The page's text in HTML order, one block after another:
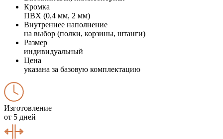
Кромка
ПВХ (0,4 мм, 2 мм)
Внутреннее наполнение
на выбор (полки, корзины, штанги)
Размер
индивидуальный
Цена
указана за базовую комплектацию
Изготовление
от 5 дней